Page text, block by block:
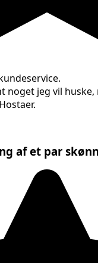
noget jeg vil
af et par